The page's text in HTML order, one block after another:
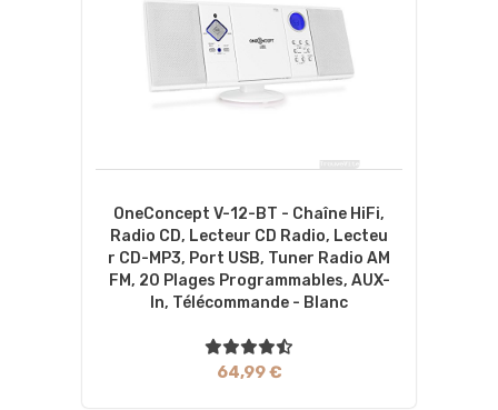
OneConcept V-12-BT - Chaîne HiFi,
Radio CD, Lecteur CD Radio, Lecteu
R CD-MP3, Port USB, Tuner Radio AM
FM, 20 Plages Programmables, AUX-
In, Télécommande - Blanc
64,99 €